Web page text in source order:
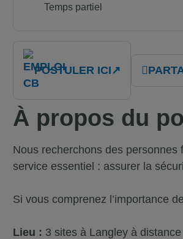
Temps partiel
POSTULER ICI↗
À propos du
Nous recherchons des
service essentiel : assurer la
Si vous comprenez l’importance
Lieu : 3 sites à Langley à